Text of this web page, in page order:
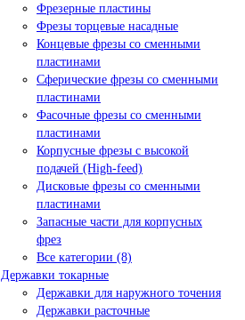
Фрезерные пластины
Фрезы торцевые насадные
Концевые фрезы со сменными
пластинами
Сферические фрезы со сменными
пластинами
Фасочные фрезы со сменными
пластинами
Корпусные фрезы с высокой
подачей (High-feed)
Дисковые фрезы со сменными
пластинами
Запасные части для корпусных
фрез
Все категории (8)
Державки токарные
Державки для наружного точения
Державки расточные